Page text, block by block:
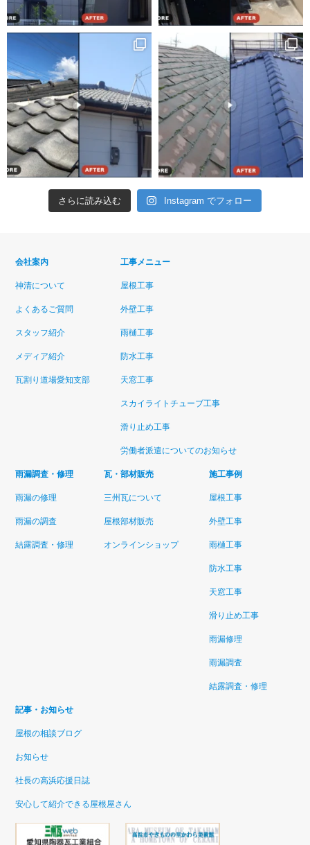
さらに読み込む Instagram でフォロー
会社案内
神清について
よくあるご質問
スタッフ紹介
メディア紹介
瓦割り道場愛知支部
工事メニュー
屋根工事
外壁工事
雨樋工事
防水工事
天窓工事
スカイライトチューブ工事
滑り止め工事
労働者派遣についてのお知らせ
雨漏調査・修理
雨漏の修理
雨漏の調査
結露調査・修理
瓦・部材販売
三州瓦について
屋根部材販売
オンラインショップ
施工事例
屋根工事
外壁工事
雨樋工事
防水工事
天窓工事
滑り止め工事
雨漏修理
雨漏調査
結露調査・修理
記事・お知らせ
屋根の相談ブログ
お知らせ
社長の高浜応援日誌
安心して紹介できる屋根屋さん